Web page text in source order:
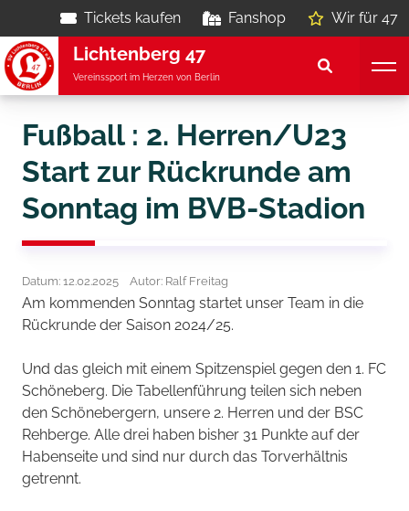
Tickets kaufen Fanshop Wir für 47
Lichtenberg 47
Vereinssport im Herzen von Berlin
Fußball : 2. Herren/U23
Start zur Rückrunde am
Sonntag im BVB-Stadion
Datum: 12.02.2025 Autor: Ralf Freitag
Am kommenden Sonntag startet unser Team in die
Rückrunde der Saison 2024/25.
Und das gleich mit einem Spitzenspiel gegen den 1. FC
Schöneberg. Die Tabellenführung teilen sich neben
den Schönebergern, unsere 2. Herren und der BSC
Rehberge. Alle drei haben bisher 31 Punkte auf der
Habenseite und sind nur durch das Torverhältnis
getrennt.